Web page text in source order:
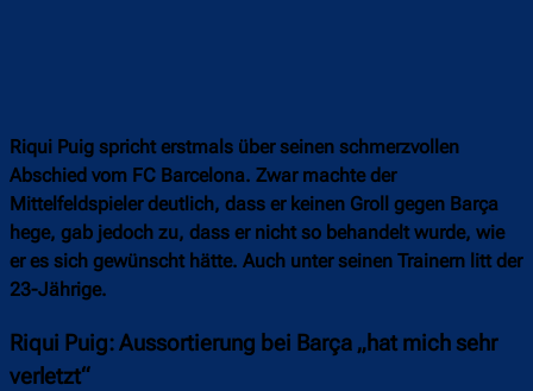
Riqui Puig spricht erstmals über seinen schmerzvollen
Abschied vom FC Barcelona. Zwar machte der
Mittelfeldspieler deutlich, dass er keinen Groll gegen Barça
hege, gab jedoch zu, dass er nicht so behandelt wurde, wie
er es sich gewünscht hätte. Auch unter seinen Trainern litt der
23-Jährige.
Riqui Puig: Aussortierung bei Barça „hat mich sehr
verletzt“